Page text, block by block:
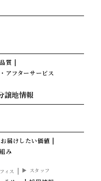
質
アフターサービス
譲地情報
お届けしたい価値
み
ィス スタッフ